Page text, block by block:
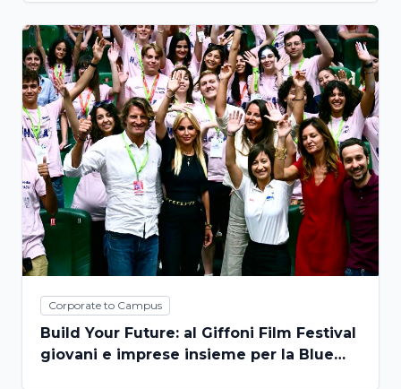
Corporate to Campus
Build Your Future: al Giffoni Film Festival
giovani e imprese insieme per la Blue